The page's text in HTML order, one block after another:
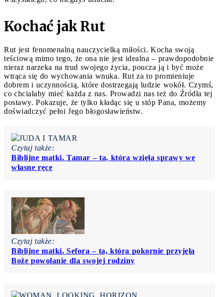
Kochać jak Rut
Rut jest fenomenalną nauczycielką miłości. Kocha swoją
teściową mimo tego, że ona nie jest idealna – prawdopodobnie
nieraz narzeka na trud swojego życia, poucza ją i być może
wtrąca się do wychowania wnuka. Rut za to promieniuje
dobrem i uczynnością, które dostrzegają ludzie wokół. Czymś,
co chciałaby mieć każda z nas. Prowadzi nas też do Źródła tej
postawy. Pokazuje, że tylko kładąc się u stóp Pana, możemy
doświadczyć pełni Jego błogosławieństw.
Czytaj także:
Biblijne matki. Tamar – ta, która wzięła sprawy we
własne ręce
Czytaj także:
Biblijne matki. Sefora – ta, która pokornie przyjęła
Boże powołanie dla swojej rodziny